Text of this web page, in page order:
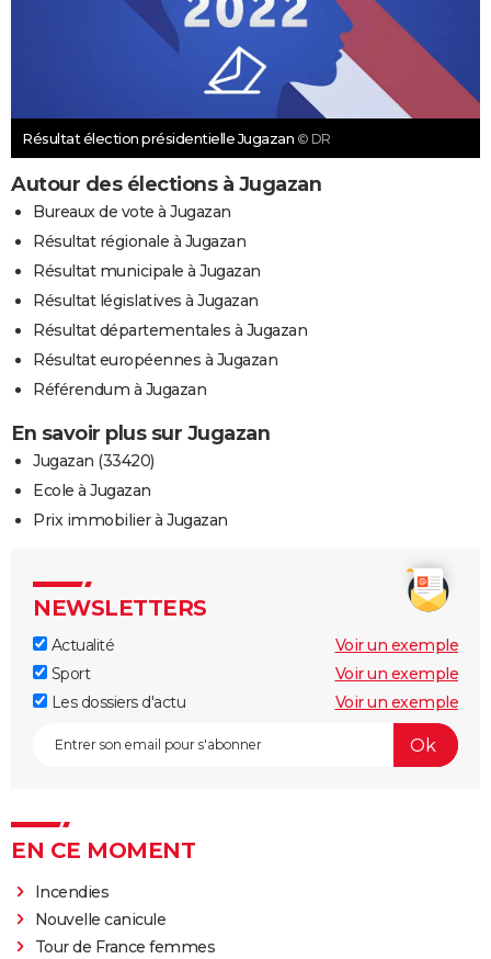
Résultat élection présidentielle Jugazan © DR
Autour des élections à Jugazan
Bureaux de vote à Jugazan
Résultat régionale à Jugazan
Résultat municipale à Jugazan
Résultat législatives à Jugazan
Résultat départementales à Jugazan
Résultat européennes à Jugazan
Référendum à Jugazan
En savoir plus sur Jugazan
Jugazan (33420)
Ecole à Jugazan
Prix immobilier à Jugazan
NEWSLETTERS
Actualité
Voir un exemple
Sport
Voir un exemple
Les dossiers d'actu
Voir un exemple
EN CE MOMENT
Incendies
Nouvelle canicule
Tour de France femmes